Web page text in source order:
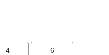
4 6